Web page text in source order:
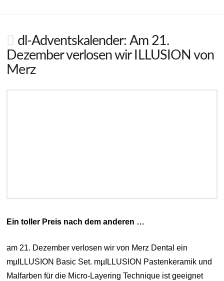
dl-Adventskalender: Am 21.
Dezember verlosen wir ILLUSION von
Merz
Ein toller Preis nach dem anderen …
am 21. Dezember verlosen wir von Merz Dental ein
mµILLUSION Basic Set. mµILLUSION Pastenkeramik und
Malfarben für die Micro-Layering Technique ist geeignet